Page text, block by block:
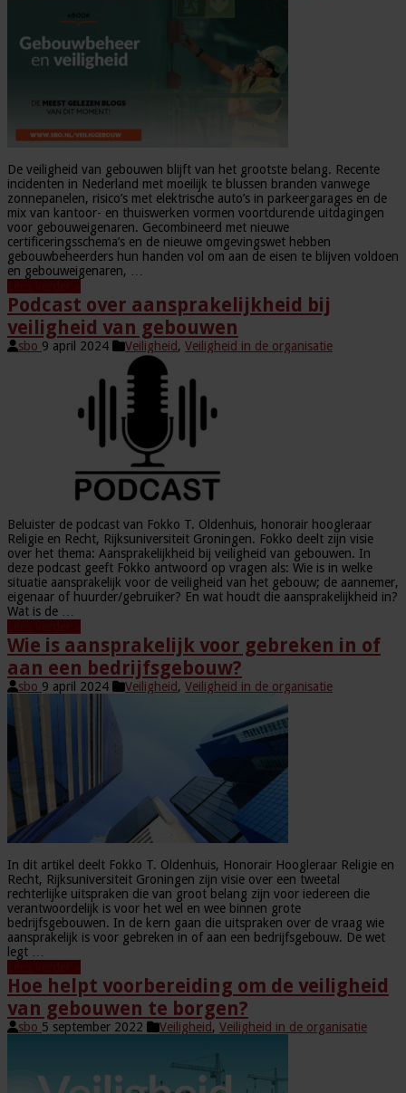
De veiligheid van gebouwen blijft van het grootste belang. Recente
incidenten in Nederland met moeilijk te blussen branden vanwege
zonnepanelen, risico’s met elektrische auto’s in parkeergarages en de
mix van kantoor- en thuiswerken vormen voortdurende uitdagingen
voor gebouweigenaren. Gecombineerd met nieuwe
certificeringsschema’s en de nieuwe omgevingswet hebben
gebouwbeheerders hun handen vol om aan de eisen te blijven voldoen
en gebouweigenaren, …
Podcast over aansprakelijkheid bij
veiligheid van gebouwen
sbo 9 april 2024 Veiligheid, Veiligheid in de organisatie
Beluister de podcast van Fokko T. Oldenhuis, honorair hoogleraar
Religie en Recht, Rijksuniversiteit Groningen. Fokko deelt zijn visie
over het thema: Aansprakelijkheid bij veiligheid van gebouwen. In
deze podcast geeft Fokko antwoord op vragen als: Wie is in welke
situatie aansprakelijk voor de veiligheid van het gebouw; de aannemer,
eigenaar of huurder/gebruiker? En wat houdt die aansprakelijkheid in?
Wat is de …
Wie is aansprakelijk voor gebreken in of
aan een bedrijfsgebouw?
sbo 9 april 2024 Veiligheid, Veiligheid in de organisatie
In dit artikel deelt Fokko T. Oldenhuis, Honorair Hoogleraar Religie en
Recht, Rijksuniversiteit Groningen zijn visie over een tweetal
rechterlijke uitspraken die van groot belang zijn voor iedereen die
verantwoordelijk is voor het wel en wee binnen grote
bedrijfsgebouwen. In de kern gaan die uitspraken over de vraag wie
aansprakelijk is voor gebreken in of aan een bedrijfsgebouw. De wet
legt …
Hoe helpt voorbereiding om de veiligheid
van gebouwen te borgen?
sbo 5 september 2022 Veiligheid, Veiligheid in de organisatie